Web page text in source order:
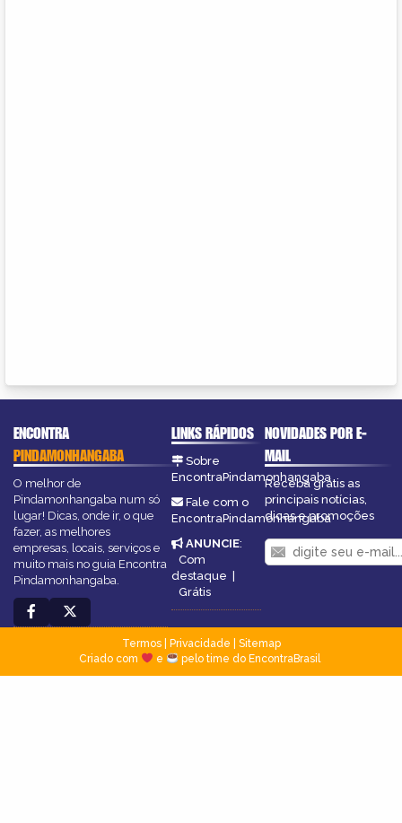
ENCONTRA
PINDAMONHANGABA
O melhor de
Pindamonhangaba num só
lugar! Dicas, onde ir, o que
fazer, as melhores
empresas, locais, serviços e
muito mais no guia Encontra
Pindamonhangaba.
LINKS RÁPIDOS
Sobre
EncontraPindamonhangaba
Fale com o
EncontraPindamonhangaba
ANUNCIE:
Com
destaque |
Grátis
NOVIDADES POR E-
MAIL
Receba grátis as
principais notícias,
dicas e promoções
Termos| Privacidade
Sitemap
Criado com
e pelo time do EncontraBrasil